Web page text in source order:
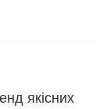
якісних